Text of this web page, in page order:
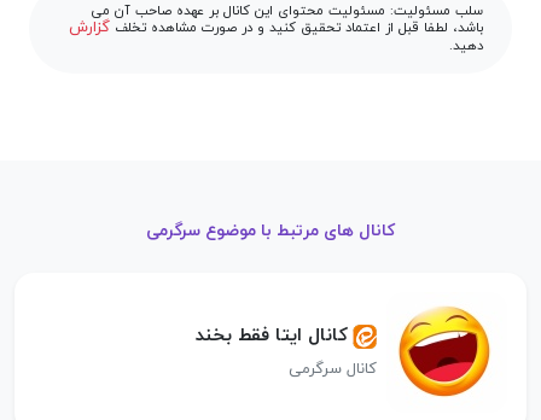
سلب مسئولیت: مسئولیت محتوای این کانال بر عهده صاحب آن می
باشد، لطفا قبل از اعتماد تحقیق کنید و در صورت مشاهده تخلف گزارش
دهید.
کانال های مرتبط با موضوع سرگرمی
کانال ایتا فقط بخند
کانال سرگرمی